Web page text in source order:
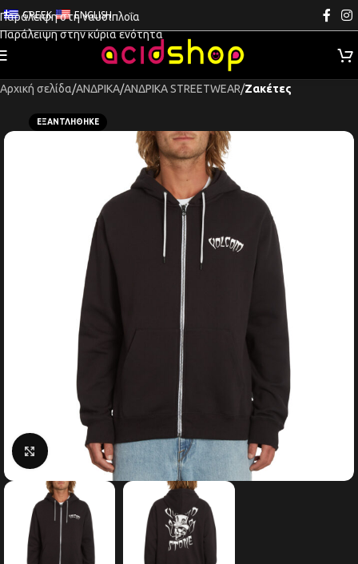
Παράλειψη στη ναυσιπλοΐα
Παράλειψη στην κύρια ενότητα
GREEK ENGLISH
Αρχική σελίδα ΑΝΔΡΙΚΑ ΑΝΔΡΙΚΑ STREETWEAR Ζακέτες
ΕΞΑΝΤΛΉΘΗΚΕ
Κάντε κλικ για μεγέθυνση